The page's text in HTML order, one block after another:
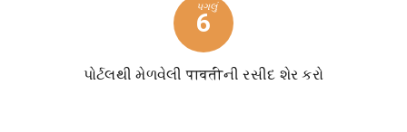
પગલું
6
પોર્ટલથી મેળવેલી पावतीની રસીદ શેર કરો